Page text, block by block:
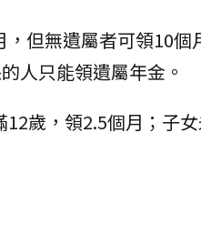
但無遺屬者可領10個
人只能領遺屬年金。
歲，領2.5個月；子